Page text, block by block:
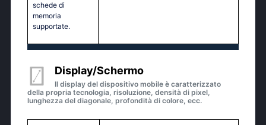
schede di
memoria
supportate.
Display/Schermo
Il display del dispositivo mobile è caratterizzato
della propria tecnologia, risoluzione, densità di pixel,
lunghezza del diagonale, profondità di colore, ecc.